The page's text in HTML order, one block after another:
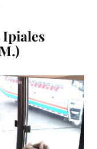
Ipiales
M.)